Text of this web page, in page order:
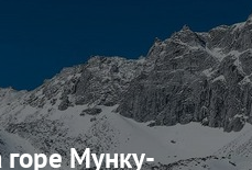
горе Мунку-